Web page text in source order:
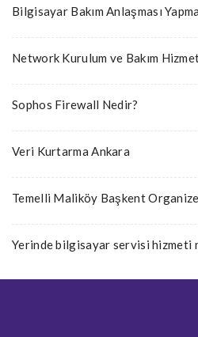
Bilgisayar Bakım Anlaşması
Network Kurulum ve Bakım
Sophos Firewall Nedir?
Veri Kurtarma Ankara
Temelli Maliköy Başkent
Yerinde bilgisayar servisi hizmeti